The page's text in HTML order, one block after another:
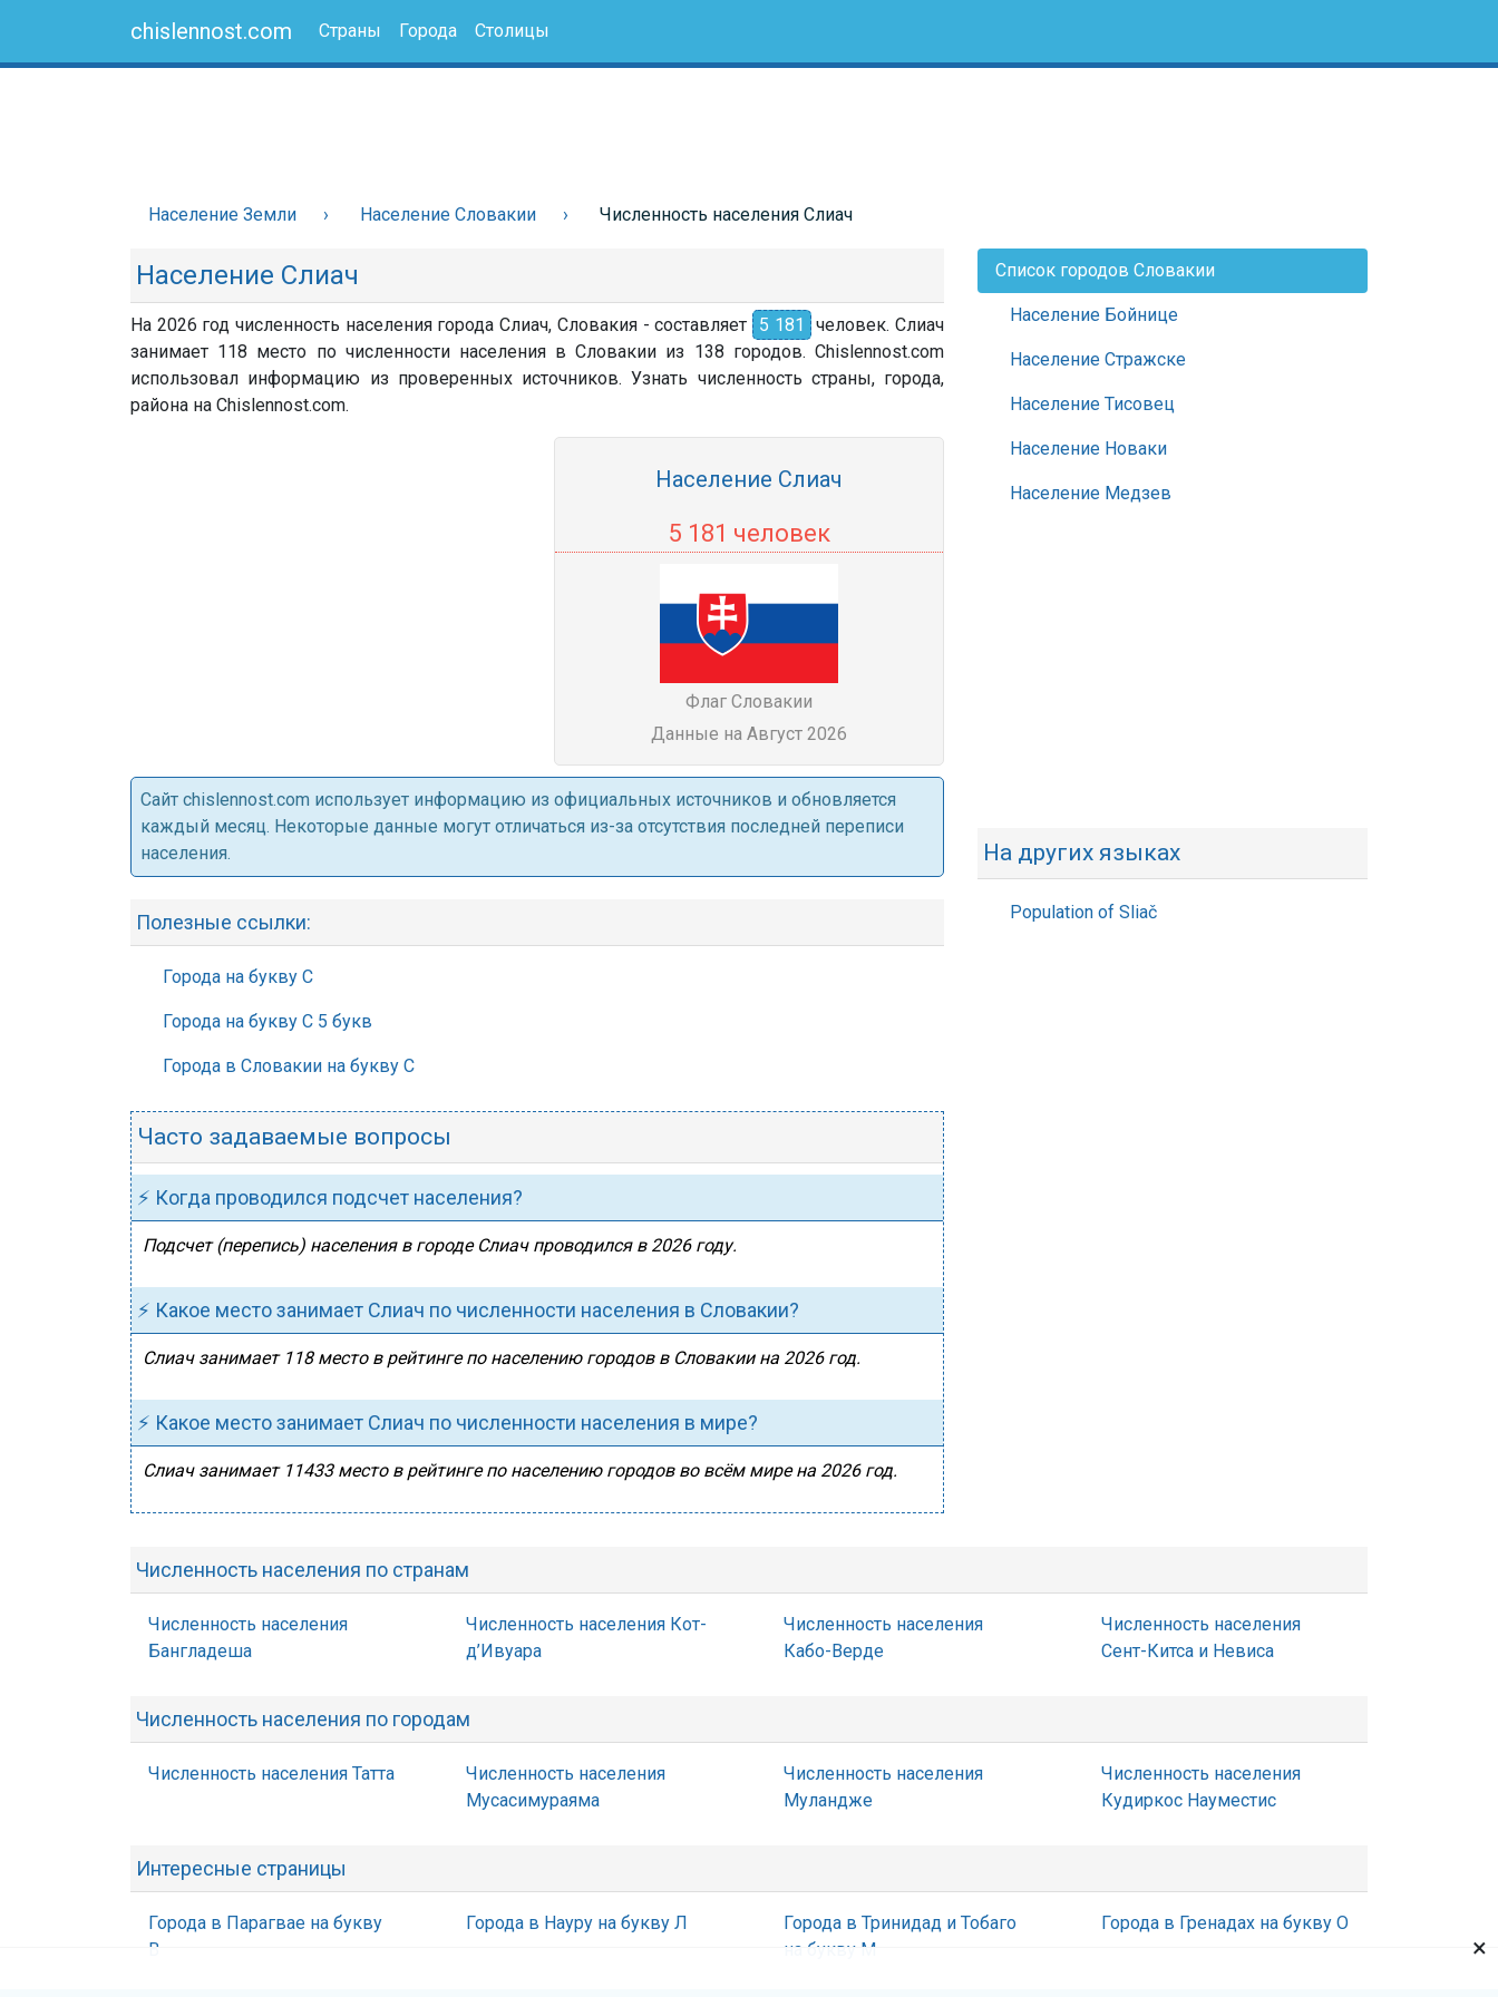
chislennost.com Страны Города Столицы
Население Земли Население Словакии Численность населения Слиач
Население Слиач
На 2026 год численность населения города Слиач, Словакия - составляет 5 181 человек. Слиач
занимает 118 место по численности населения в Словакии из 138 городов. Chislennost.com
использовал информацию из проверенных источников. Узнать численность страны, города,
района на Chislennost.com.
Население Слиач
5 181 человек
Флаг Словакии
Данные на Август 2026
Cайт chislennost.com использует информацию из официальных источников и обновляется
каждый месяц. Некоторые данные могут отличаться из-за отсутствия последней переписи
населения.
Полезные ссылки:
Города на букву С
Города на букву С 5 букв
Города в Словакии на букву С
Часто задаваемые вопросы
⚡ Когда проводился подсчет населения?
Подсчет (перепись) населения в городе Слиач проводился в 2026 году.
⚡ Какое место занимает Слиач по численности населения в Словакии?
Слиач занимает 118 место в рейтинге по населению городов в Словакии на 2026 год.
⚡ Какое место занимает Слиач по численности населения в мире?
Слиач занимает 11433 место в рейтинге по населению городов во всём мире на 2026 год.
Список городов Словакии
Население Бойнице
Население Стражске
Население Тисовец
Население Новаки
Население Медзев
На других языках
Population of Sliač
Численность населения по странам
Численность населения
Бангладеша
Численность населения Кот-
д’Ивуара
Численность населения
Кабо-Верде
Численность населения
Сент-Китса и Невиса
Численность населения по городам
Численность населения Татта
Численность населения
Мусасимураяма
Численность населения
Муландже
Численность населения
Кудиркос Науместис
Интересные страницы
Города в Парагвае на букву
В
Города в Науру на букву Л
Города в Тринидад и Тобаго
на букву М
Города в Гренадах на букву О
×